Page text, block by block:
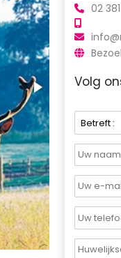
02
Volg